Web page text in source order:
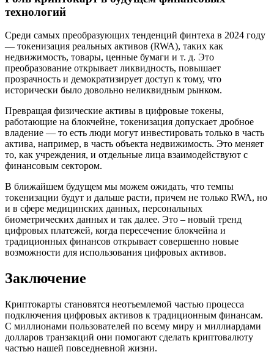
технологий
Среди самых преобразующих тенденций финтеха в 2024 году
— токенизация реальных активов (RWA), таких как
недвижимость, товары, ценные бумаги и т. д. Это
преобразование открывает ликвидность, повышает
прозрачность и демократизирует доступ к тому, что
исторически было довольно неликвидным рынком.
Превращая физические активы в цифровые токены,
работающие на блокчейне, токенизация допускает дробное
владение — то есть люди могут инвестировать только в часть
актива, например, в часть объекта недвижимость. Это меняет
то, как учреждения, и отдельные лица взаимодействуют с
финансовым сектором.
В ближайшем будущем мы можем ожидать, что темпы
токенизации будут и дальше расти, причем не только RWA, но
и в сфере медицинских данных, персональных
биометрических данных и так далее. Это – новый тренд
цифровых платежей, когда пересечение блокчейна и
традиционных финансов открывает совершенно новые
возможности для использования цифровых активов.
Заключение
Криптокарты становятся неотъемлемой частью процесса
подключения цифровых активов к традиционным финансам.
С миллионами пользователей по всему миру и миллиардами
долларов транзакций они помогают сделать криптовалюту
частью нашей повседневной жизни.